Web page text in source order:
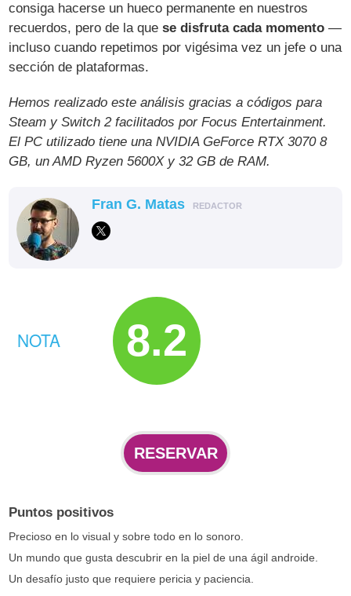
consiga hacerse un hueco permanente en nuestros
recuerdos, pero de la quese disfruta cada momento —
incluso cuando repetimos por vigésima vez un jefe o una
sección de plataformas.
Hemos realizado este análisis gracias a códigos para
Steam y Switch 2 facilitados por Focus Entertainment.
El PC utilizado tiene una NVIDIA GeForce RTX 3070 8
GB, un AMD Ryzen 5600X y 32 GB de RAM.
Fran G. Matas REDACTOR
NOTA 8.2
RESERVAR
Puntos positivos
Precioso en lo visual y sobre todo en lo sonoro.
Un mundo que gusta descubrir en la piel de una ágil androide.
Un desafío justo que requiere pericia y paciencia.